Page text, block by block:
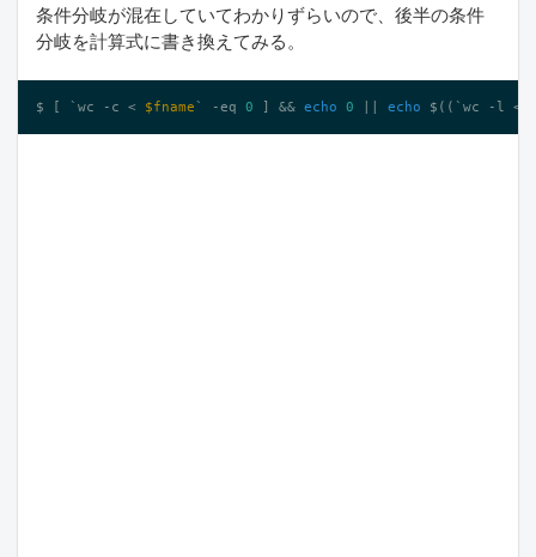
条件分岐が混在していてわかりずらいので、後半の条件
分岐を計算式に書き換えてみる。
$ [ `wc -c < $fname ` -eq 0 ] && echo 0 echo $((`wc -l <